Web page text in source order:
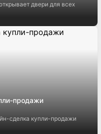
двери для всех
продажи
сделка купли-продажи